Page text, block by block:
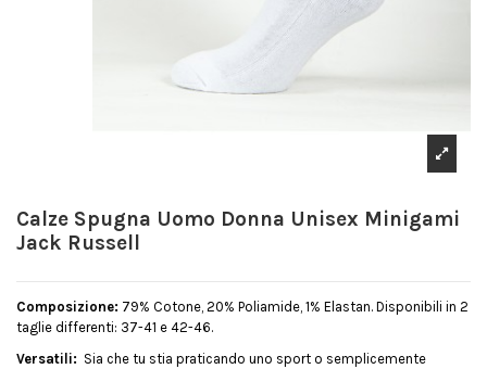
Calze Spugna Uomo Donna Unisex Minigami
Jack Russell
Composizione: 79% Cotone, 20% Poliamide, 1% Elastan. Disponibili in 2
taglie differenti: 37-41 e 42-46.
Versatili: Sia che tu stia praticando uno sport o semplicemente